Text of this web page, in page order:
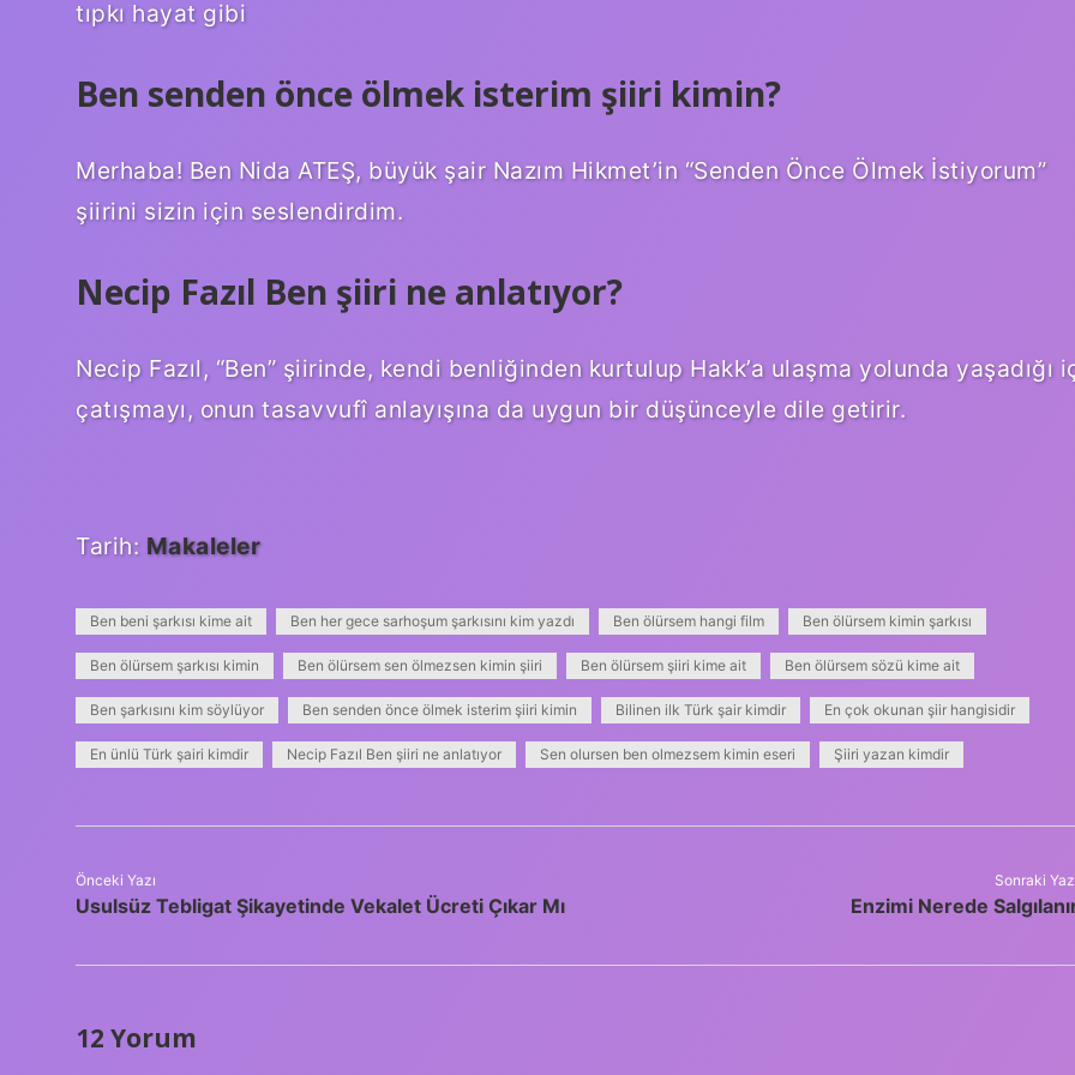
tıpkı hayat gibi
Ben senden önce ölmek isterim şiiri kimin?
Merhaba! Ben Nida ATEŞ, büyük şair Nazım Hikmet’in “Senden Önce Ölmek İstiyorum”
şiirini sizin için seslendirdim.
Necip Fazıl Ben şiiri ne anlatıyor?
Necip Fazıl, “Ben” şiirinde, kendi benliğinden kurtulup Hakk’a ulaşma yolunda yaşadığı
çatışmayı, onun tasavvufî anlayışına da uygun bir düşünceyle dile getirir.
Tarih: Makaleler
Ben beni şarkısı kime ait Ben her gece sarhoşum şarkısını kim yazdı Ben ölürsem hangi film Ben ölürsem kimin şarkısı
Ben ölürsem şarkısı kimin Ben ölürsem sen ölmezsen kimin şiiri Ben ölürsem şiiri kime ait Ben ölürsem sözü kime ait
Ben şarkısını kim söylüyor Ben senden önce ölmek isterim şiiri kimin Bilinen ilk Türk şair kimdir En çok okunan şiir hangisidir
En ünlü Türk şairi kimdir Necip Fazıl Ben şiiri ne anlatıyor Sen olursen ben olmezsem kimin eseri Şiiri yazan kimdir
Önceki Yazı
Usulsüz Tebligat Şikayetinde Vekalet Ücreti Çıkar Mı
Sonraki
Enzimi Nerede
12 Yorum